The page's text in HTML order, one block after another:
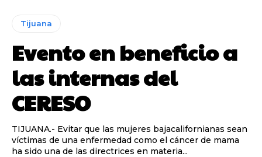
Tijuana
Evento en beneficio a
las internas del
CERESO
TIJUANA.- Evitar que las mujeres bajacalifornianas sean
víctimas de una enfermedad como el cáncer de mama
ha sido una de las directrices en materia...